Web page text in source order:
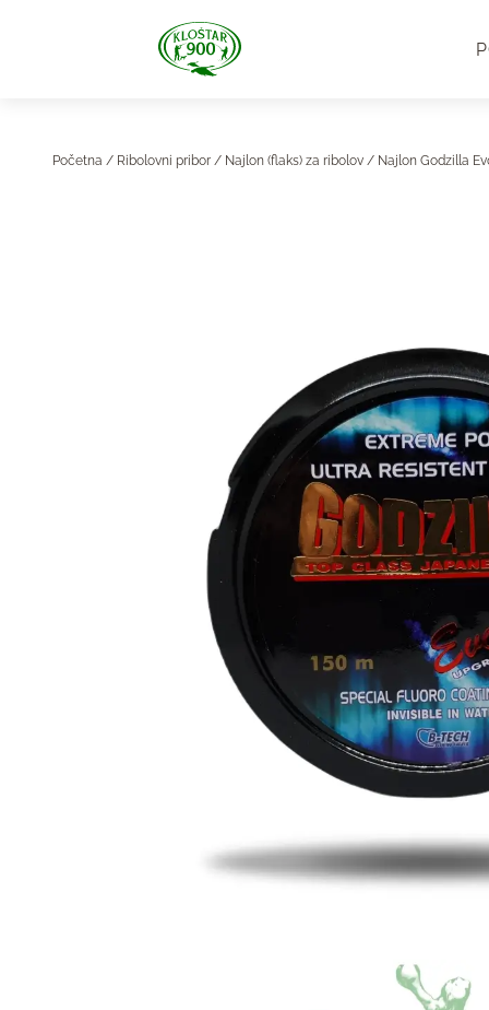
Početna / Ribolovni pribor / Najlon (flaks) za ribolov / Najlon Godzilla